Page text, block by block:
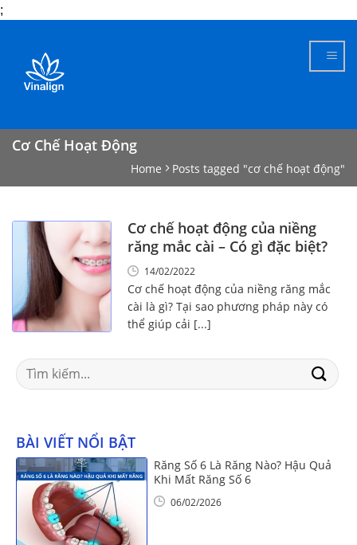
;
content
Cơ Chế Hoạt Động
Home Posts tagged "cơ chế hoạt động"
Cơ chế hoạt động của niềng
răng mắc cài – Có gì đặc biệt?
14/02/2022
Cơ chế hoạt động của niềng răng mắc
cài là gì? Tại sao phương pháp này có
thể giúp cải [...]
Search
for:
BÀI VIẾT NỔI BẬT
Răng Số 6 Là Răng Nào? Hậu Quả
Khi Mất Răng Số 6
06/02/2026